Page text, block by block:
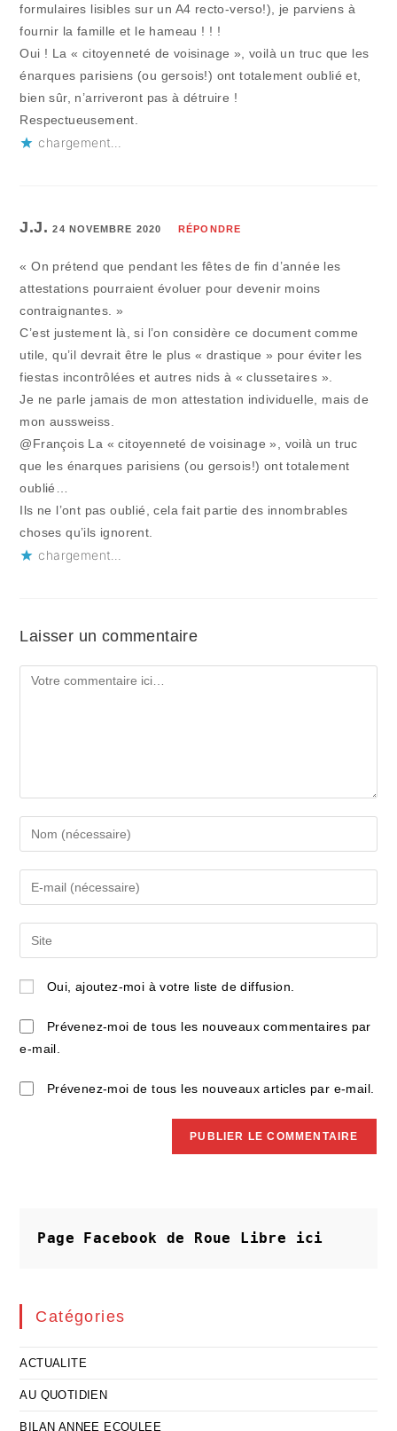
formulaires lisibles sur un A4 recto-verso!), je parviens à
fournir la famille et le hameau ! ! !
Oui ! La « citoyenneté de voisinage », voilà un truc que les
énarques parisiens (ou gersois!) ont totalement oublié et,
bien sûr, n’arriveront pas à détruire !
Respectueusement.
chargement…
J.J.24 NOVEMBRE 2020 RÉPONDRE
« On prétend que pendant les fêtes de fin d’année les
attestations pourraient évoluer pour devenir moins
contraignantes. »
C’est justement là, si l’on considère ce document comme
utile, qu’il devrait être le plus « drastique » pour éviter les
fiestas incontrôlées et autres nids à « clussetaires ».
Je ne parle jamais de mon attestation individuelle, mais de
mon aussweiss.
@François La « citoyenneté de voisinage », voilà un truc
que les énarques parisiens (ou gersois!) ont totalement
oublié…
Ils ne l’ont pas oublié, cela fait partie des innombrables
choses qu’ils ignorent.
chargement…
Laisser un commentaire
Comment
Enter
your
name
comment
Enter
your
email
address
comment
Saisir
l’URL
de
site
(facultatif)
Oui, ajoutez-moi à votre liste de diffusion.
Prévenez-moi de tous les nouveaux commentaires par
e-mail.
Prévenez-moi de tous les nouveaux articles par e-mail.
Page Facebook de Roue Libre ici
Catégories
ACTUALITE
AU QUOTIDIEN
BILAN ANNEE ECOULEE